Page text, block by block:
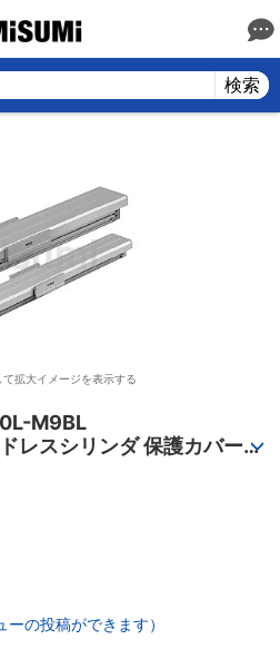
検索
拡大イメージを表示する
M9BL
レスシリンダ 保護カバー付
の投稿ができます）